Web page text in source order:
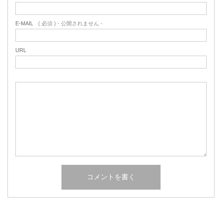
E-MAIL ( 必須 ) - 公開されません -
URL